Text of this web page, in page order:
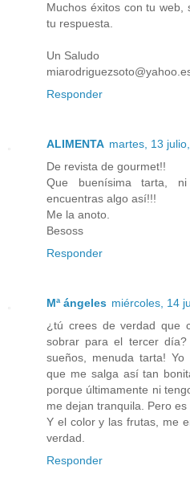
Muchos éxitos con tu
tu respuesta.
Un Saludo
Responder
ALIMENTA martes, 13
De revista de gourmet!!
Que buenísima tarta,
encuentras algo así!!!
Me la anoto.
Besoss
Responder
Mª ángeles miércoles, 14
¿tú crees de verdad que
sobrar para el tercer
sueños, menuda tarta!
que me salga así tan
porque últimamente ni
me dejan tranquila. Pero
Y el color y las frutas, me
verdad.
Responder